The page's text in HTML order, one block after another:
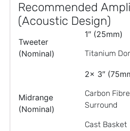
Recommended
(Acoustic Design)
Tweeter
(Nominal)
1″ (25mm)
Titanium
Midrange
(Nominal)
2x 3″
Carbon
Surround
Cast Basket